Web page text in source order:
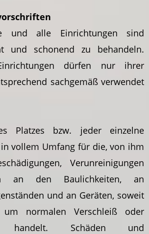
und alle Einrichtungen sind
und schonend zu behandeln.
dürfen nur ihrer
sachgemäß verwendet
Platzes bzw. jeder einzelne
vollem Umfang für die, von ihm
Verunreinigungen
an den Baulichkeiten, an
und an Geräten, soweit
normalen Verschleiß oder
handelt. Schäden und